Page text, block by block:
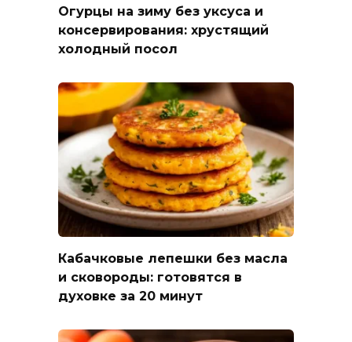
Огурцы на зиму без уксуса и
консервирования: хрустящий
холодный посол
Кабачковые лепешки без масла
и сковороды: готовятся в
духовке за 20 минут